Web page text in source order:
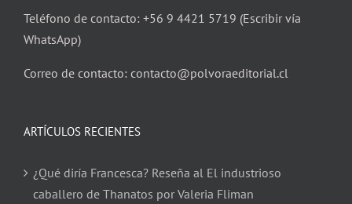
Teléfono de contacto: +56 9 4421 5719 (Escribir vía
WhatsApp)
Correo de contacto: contacto@polvoraeditorial.cl
ARTÍCULOS RECIENTES
¿Qué diría Francesca? Reseña al El industrioso
caballero de Thanatos por Valeria Fliman